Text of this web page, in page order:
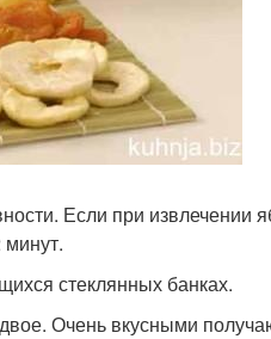
Если при извлечении
стеклянных банках.
Очень вкусными